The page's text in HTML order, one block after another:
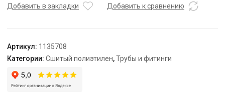
для
32-
32
Добавить в закладки Добавить к сравнению
Артикул: 1135708
Категории: Сшитый полиэтилен,Трубы и фитинги